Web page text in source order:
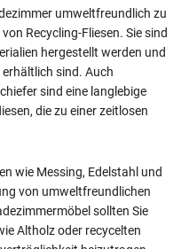
umweltfreundlich zu
Recycling-Fliesen. Sie sind
hergestellt werden und
sind. Auch
sind eine langlebige
die zu einer zeitlosen
wie Messing, Edelstahl und
von umweltfreundlichen
sollten Sie
Altholz oder recycelten